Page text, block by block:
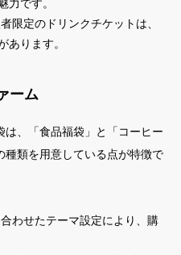
力です。
限定のドリンクチケットは、
あります。
ーム
、「食品福袋」と「コーヒー
類を用意している点が特徴で
わせたテーマ設定により、購